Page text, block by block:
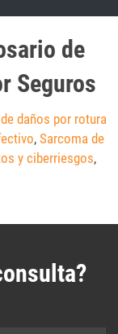
de
Seguros
daños por rotura
, Sarcoma de
y ciberriesgos,